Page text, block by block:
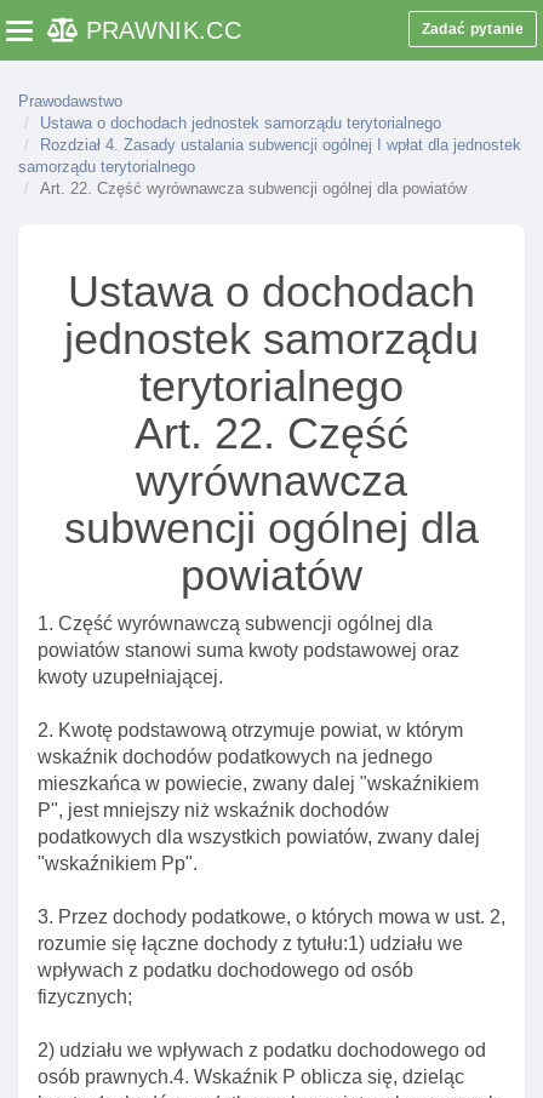
Toggle navigation
PRAWNIK.CC Zadać pytanie
Prawodawstwo
Ustawa o dochodach jednostek samorządu terytorialnego
Rozdział 4. Zasady ustalania subwencji ogólnej I wpłat dla jednostek
samorządu terytorialnego
Art. 22. Część wyrównawcza subwencji ogólnej dla powiatów
Ustawa o dochodach
jednostek samorządu
terytorialnego
Art. 22. Część
wyrównawcza
subwencji ogólnej dla
powiatów
1. Część wyrównawczą subwencji ogólnej dla
powiatów stanowi suma kwoty podstawowej oraz
kwoty uzupełniającej.
2. Kwotę podstawową otrzymuje powiat, w którym
wskaźnik dochodów podatkowych na jednego
mieszkańca w powiecie, zwany dalej "wskaźnikiem
P", jest mniejszy niż wskaźnik dochodów
podatkowych dla wszystkich powiatów, zwany dalej
"wskaźnikiem Pp".
3. Przez dochody podatkowe, o których mowa w ust. 2,
rozumie się łączne dochody z tytułu:1) udziału we
wpływach z podatku dochodowego od osób
fizycznych;
2) udziału we wpływach z podatku dochodowego od
osób prawnych.4. Wskaźnik P oblicza się, dzieląc
Rozdział 1. Przepisy ogólne
Art. 1. Zakres regulacji ustawy
Art. 3. Dochody jednostek samorządu terytorialnego
Rozdział 2. źróDła dochodów jednostek samorządu
terytorialnego
Art. 4. źróDła dochodów własnych gminy
Art. 6. źróDła dochodów własnych województwa
Art. 7. Subwencja ogólna
Art. 8. Dotacje celowe jako dochóD jednostek
Rozdział 3. Zasady ustalania I gromadzenia
dochodów własnych jednostek samorządu